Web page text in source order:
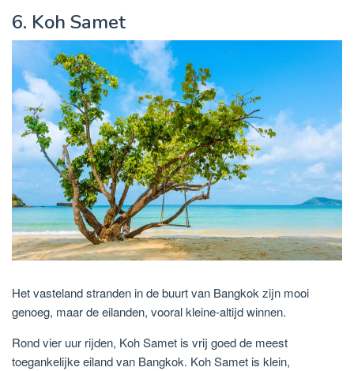
6. Koh Samet
Het vasteland stranden in de buurt van Bangkok zijn mooi
genoeg, maar de eilanden, vooral kleine-altijd winnen.
Rond vier uur rijden, Koh Samet is vrij goed de meest
toegankelijke eiland van Bangkok. Koh Samet is klein,